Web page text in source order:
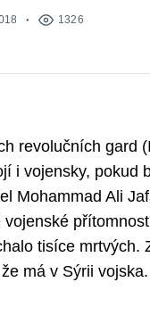
1326
revolučních gard
i vojensky, pokud
Mohammad Ali
tisíce mrtvých.
má v Sýrii